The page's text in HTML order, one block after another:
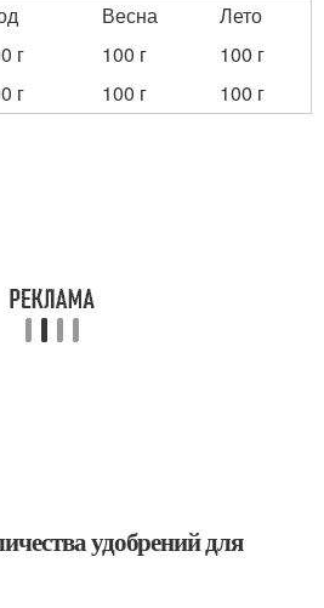
Весна
Лето
г 100 г
100 г
г 100 г 100 г
удобрений для